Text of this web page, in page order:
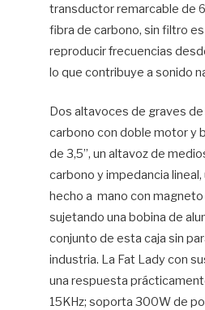
transductor remarcable de
fibra de carbono, sin filtro
reproducir frecuencias
lo que contribuye a sonido
Dos altavoces de graves de
carbono con doble motor y
de 3,5”, un altavoz de
carbono y impedancia lineal,
hecho a mano con
sujetando una bobina de
conjunto de esta caja sin
industria. La Fat Lady con
una respuesta
15KHz; soporta 300W de